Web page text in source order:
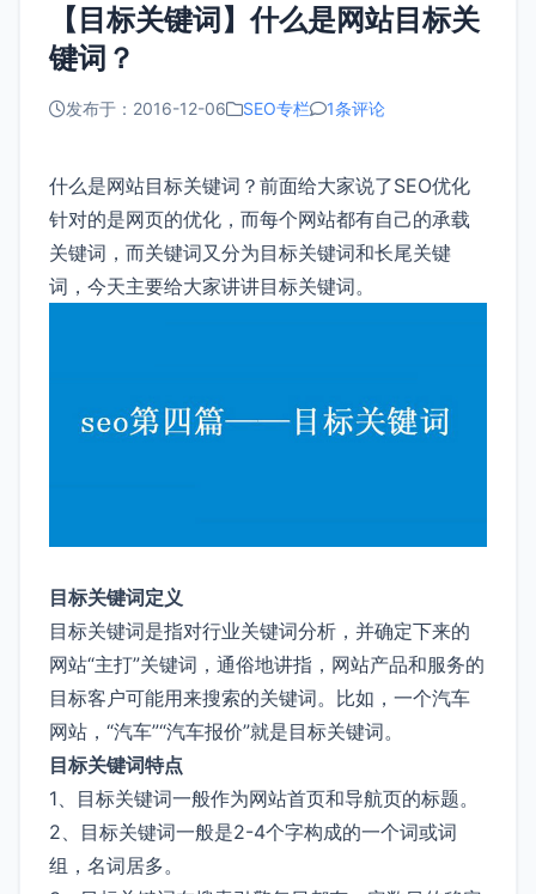
【目标关键词】什么是网站目标关
键词？
发布于：2016-12-06 SEO专栏 1条评论
什么是网站目标关键词？前面给大家说了SEO优化
针对的是网页的优化，而每个网站都有自己的承载
关键词，而关键词又分为目标关键词和长尾关键
词，今天主要给大家讲讲目标关键词。
目标关键词定义
目标关键词是指对行业关键词分析，并确定下来的
网站“主打”关键词，通俗地讲指，网站产品和服务的
目标客户可能用来搜索的关键词。比如，一个汽车
网站，“汽车”“汽车报价”就是目标关键词。
目标关键词特点
1、目标关键词一般作为网站首页和导航页的标题。
2、目标关键词一般是2-4个字构成的一个词或词
组，名词居多。